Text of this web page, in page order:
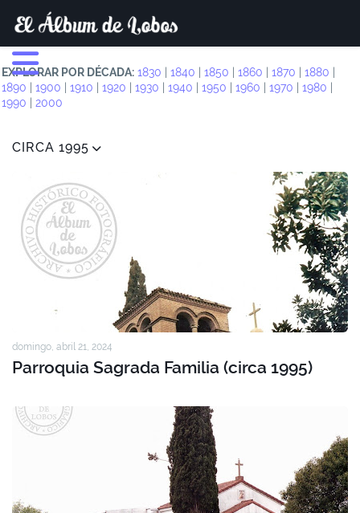
EXPLORAR POR DÉCADA: 1830 1840 1850 1860 1870 1880
1890
1900 1910 1920 1930 1940 1950 1960 1970 1980
1990
2000
CIRCA 1995
domingo, abril 21, 2024
Parroquia Sagrada Familia (circa 1995)